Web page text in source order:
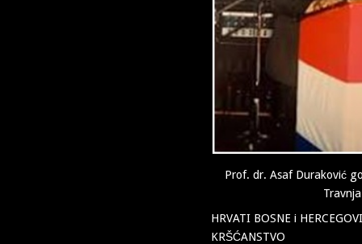
Prof. dr. Asaf Duraković
Travnja
HRVATI BOSNE i
KRŠĆANSTVO